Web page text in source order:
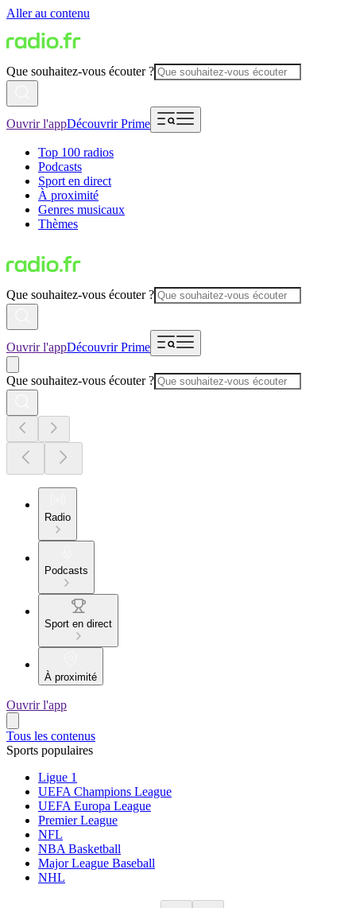
Aller au contenu
Que souhaitez-vous écouter ?
Ouvrir l'appDécouvrir Prime
Top 100 radios
Podcasts
Sport en direct
À proximité
Genres musicaux
Thèmes
Que souhaitez-vous écouter ?
Ouvrir l'appDécouvrir Prime
Que souhaitez-vous écouter ?
Radio
Podcasts
Sport en direct
À proximité
Ouvrir l'app
Tous les contenus
Sports populaires
Ligue 1
UEFA Champions League
UEFA Europa League
Premier League
NFL
NBA Basketball
Major League Baseball
NHL